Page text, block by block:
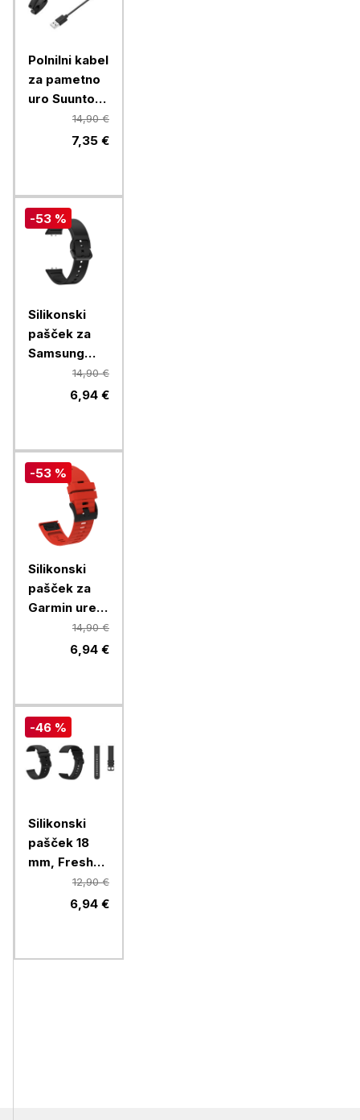
Polnilni kabel
za pametno
uro Suunto
Ambit2,
14,90 €
7,35 €
-53 %
Silikonski
pašček za
Samsung
Galaxy Fit3,
14,90 €
6,94 €
-53 %
Silikonski
pašček za
Garmin ure,
26mm, rdeč
14,90 €
6,94 €
-46 %
Silikonski
pašček 18
mm, Fresh
pametno uro
12,90 €
6,94 €